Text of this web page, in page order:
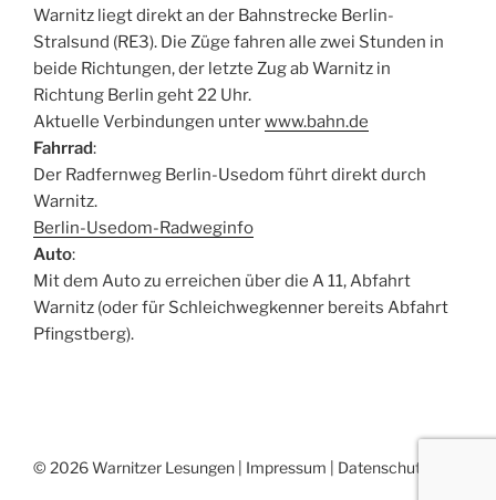
Warnitz liegt direkt an der Bahnstrecke Berlin-
Stralsund (RE3). Die Züge fahren alle zwei Stunden in
beide Richtungen, der letzte Zug ab Warnitz in
Richtung Berlin geht 22 Uhr.
Aktuelle Verbindungen unterwww.bahn.de
Fahrrad:
Der Radfernweg Berlin-Usedom führt direkt durch
Warnitz.
Berlin-Usedom-Radweginfo
Auto:
Mit dem Auto zu erreichen über die A 11, Abfahrt
Warnitz (oder für Schleichwegkenner bereits Abfahrt
Pfingstberg).
© 2026 Warnitzer Lesungen | Impressum Datenschutz